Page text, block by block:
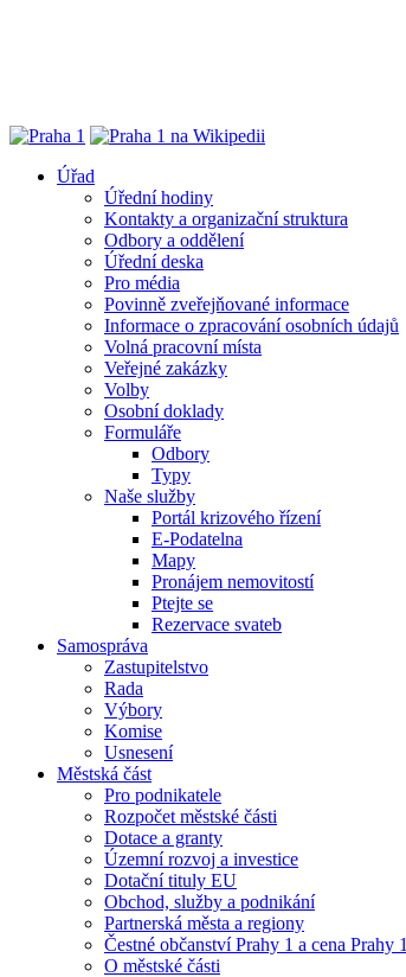
Úřad
Úřední hodiny
Kontakty a organizační struktura
Odbory a oddělení
Úřední deska
Pro média
Povinně zveřejňované informace
Informace o zpracování osobních údajů
Volná pracovní místa
Veřejné zakázky
Volby
Osobní doklady
Formuláře
Odbory
Typy
Naše služby
Portál krizového řízení
E-Podatelna
Mapy
Pronájem nemovitostí
Ptejte se
Rezervace svateb
Samospráva
Zastupitelstvo
Rada
Výbory
Komise
Usnesení
Městská část
Pro podnikatele
Rozpočet městské části
Dotace a granty
Územní rozvoj a investice
Dotační tituly EU
Obchod, služby a podnikání
Partnerská města a regiony
Čestné občanství Prahy 1 a cena Prahy 1
O městské části